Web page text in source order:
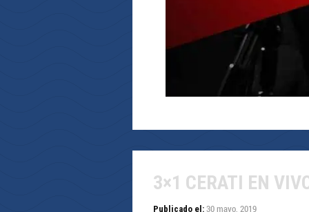
3×1 CERATI EN
Publicado el: 30 mayo, 2019